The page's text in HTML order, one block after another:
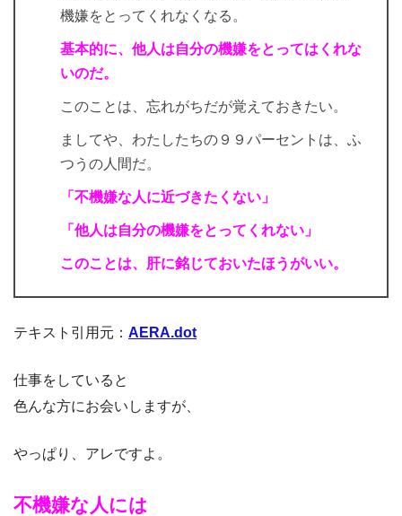
機嫌をとってくれなくなる。
基本的に、他人は自分の機嫌をとってはくれな
いのだ。
このことは、忘れがちだが覚えておきたい。
ましてや、わたしたちの９９パーセントは、ふ
つうの人間だ。
「不機嫌な人に近づきたくない」
「他人は自分の機嫌をとってくれない」
このことは、肝に銘じておいたほうがいい。
テキスト引用元： AERA.dot
仕事をしていると
色んな方にお会いしますが、
やっぱり、アレですよ。
不機嫌な人には